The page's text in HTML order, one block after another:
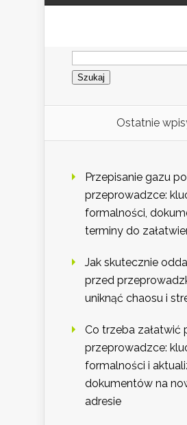
Szukaj:
Ostatnie
Przepisanie gazu po
przeprowadzce:
formalności,
terminy do
Jak skutecznie
przed
uniknąć chaosu i
Co trzeba załatwić
przeprowadzce:
formalności i
dokumentów na
adresie